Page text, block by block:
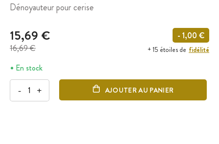
Dénoyauteur pour cerise
15,69 €
16,69 €
- 1,00 €
+ 15 étoiles de fidélité
En stock
- + AJOUTER AU PANIER